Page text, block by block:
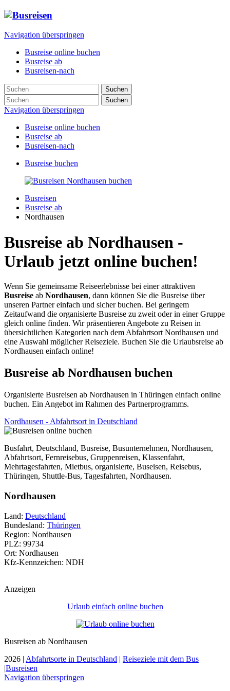
Navigation überspringen
Busreise online buchen
Busreise ab
Busreisen-nach
Suchen
Suchen
Navigation überspringen
Busreise online buchen
Busreise ab
Busreisen-nach
Busreise buchen
Busreisen
Busreise ab
Nordhausen
Busreise ab Nordhausen -
Urlaub jetzt online buchen!
Wenn Sie gemeinsame Reiseerlebnisse bei einer attraktiven
Busreise ab Nordhausen, dann können Sie die Busreise über
unseren Partner einfach und sicher buchen. Bei geringem
Zeitaufwand die organisierte Busreise zu zweit oder in einer Gruppe
gleich online finden. Wir präsentieren Angebote zu Reisen in
übersichtlichen Kategorien nach dem Abfahrtsort Nordhausen und
eine Auswahl möglicher Reiseziele. Buchen Sie die Urlaubsreise ab
Nordhausen einfach online!
Busreise ab Nordhausen buchen
Organisierte Busreisen ab Nordhausen in Thüringen einfach online
buchen. Ein Angebot im Rahmen des Partnerprogramms.
Nordhausen - Abfahrtsort in Deutschland
Busfahrt, Deutschland, Busreise, Busunternehmen, Nordhausen,
Abfahrtsort, Fernreisebus, Gruppenreisen, Klassenfahrt,
Mehrtagesfahrten, Mietbus, organisierte, Buseisen, Reisebus,
Thüringen, Shuttle-Bus, Tagesfahrten, Nordhausen.
Nordhausen
Land: Deutschland
Bundesland: Thüringen
Region: Nordhausen
PLZ: 99734
Ort: Nordhausen
Kfz-Kennzeichen: NDH
Anzeigen
Urlaub einfach online buchen
Busreisen ab Nordhausen
2026 | Abfahrtsorte in Deutschland | Reiseziele mit dem Bus
|Busreisen
Navigation überspringen